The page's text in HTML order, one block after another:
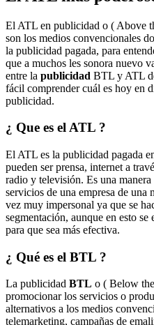
El ATL en publicidad o ( Above
son los medios convencionales
la publicidad pagada, para
que a muchos les sonora nuevo
entre la publicidad BTL y ATL
fácil comprender cuál es hoy en
publicidad.
¿ Que es el ATL ?
El ATL es la publicidad pagada
pueden ser prensa, internet a
radio y televisión. Es una
servicios de una empresa de una
vez muy impersonal ya que se
segmentación, aunque en esto
para que sea más efectiva.
¿ Qué es el BTL ?
La publicidad BTL o ( Below
promocionar los servicios o
alternativos a los medios
telemarketing, campañas de